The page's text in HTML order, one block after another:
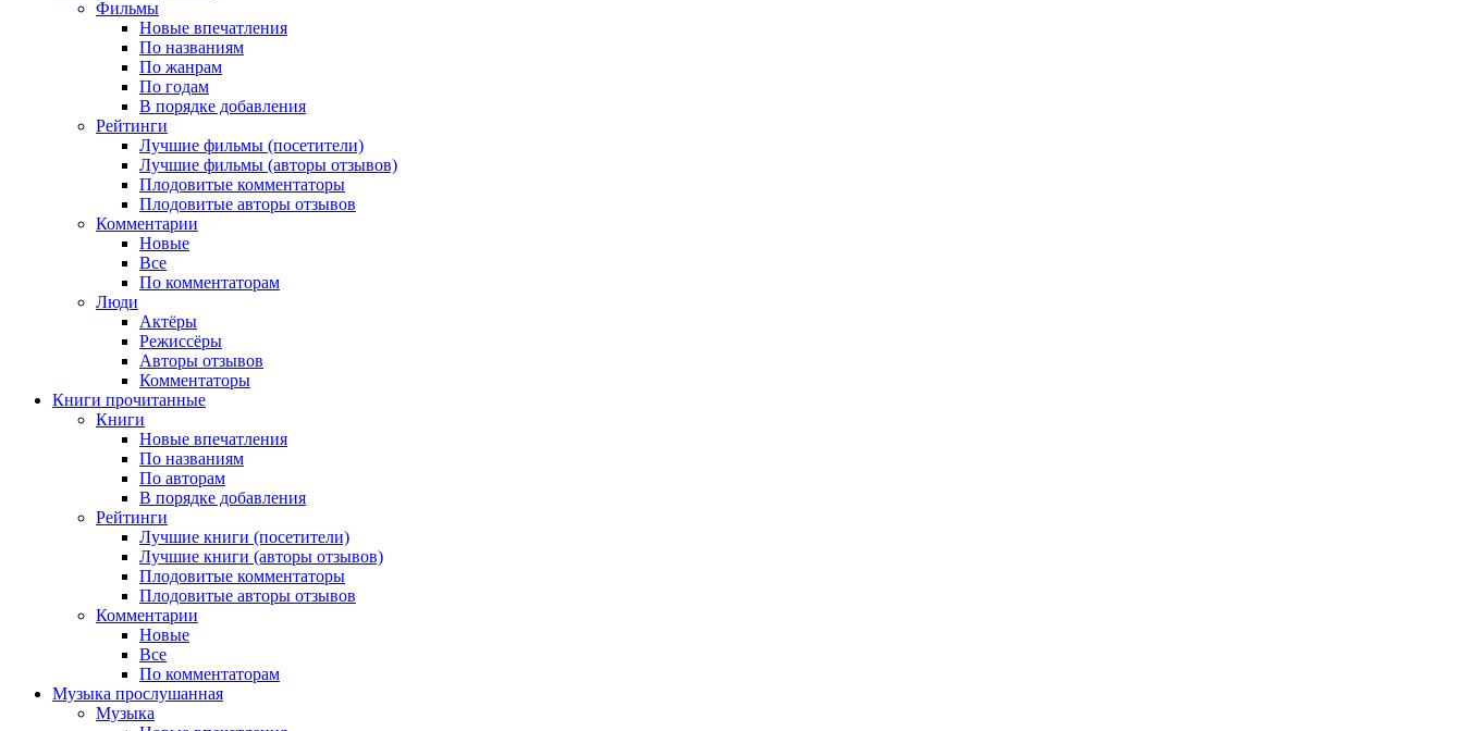
Фильмы
Новые впечатления
По названиям
По жанрам
По годам
В порядке добавления
Рейтинги
Лучшие фильмы (посетители)
Лучшие фильмы (авторы отзывов)
Плодовитые комментаторы
Плодовитые авторы отзывов
Комментарии
Новые
Все
По комментаторам
Люди
Актёры
Режиссёры
Авторы отзывов
Комментаторы
Книги прочитанные
Книги
Новые впечатления
По названиям
По авторам
В порядке добавления
Рейтинги
Лучшие книги (посетители)
Лучшие книги (авторы отзывов)
Плодовитые комментаторы
Плодовитые авторы отзывов
Комментарии
Новые
Все
По комментаторам
Музыка прослушанная
Музыка